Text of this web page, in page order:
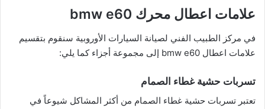
علامات اعطال محرك bmw e60
في مركز الطبيب الفني لصيانة السيارات الأوروبية سنقوم بتقسيم
علامات اعطال bmw e60 إلى مجموعة أجزاء كما يلي:
تسربات حشية غطاء الصمام
تعتبر تسربات حشية غطاء الصمام من أكثر المشاكل شيوعاً في